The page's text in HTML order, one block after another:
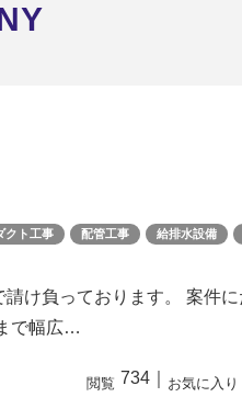
クト工事 配管工事 給排水設備
け負っております。 案件
で幅広…
閲覧 734 お気に入り